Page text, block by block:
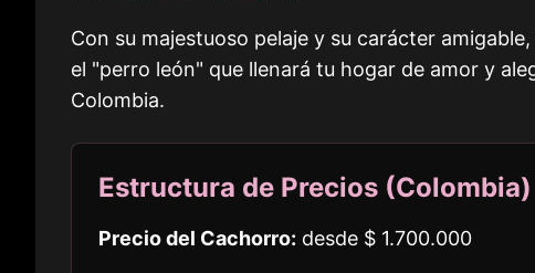
Con su majestuoso pelaje y su carácter amigable,
el "perro león" que llenará tu hogar de amor y
Colombia.
Estructura de Precios (Colombia)
Precio del Cachorro: desde $ 1.700.000